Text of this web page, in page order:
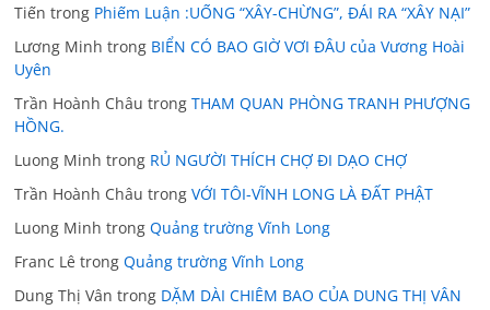
Tiến trong Phiếm Luận :UỐNG “XÂY-CHỪNG”, ĐÁI RA “XÂY NẠI”
Lương Minh trong BIỂN CÓ BAO GIỜ VƠI ĐÂU của Vương Hoài
Uyên
Trần Hoành Châu trongTHAM QUAN PHÒNG TRANH PHƯỢNG
HỒNG.
Luong Minh trong RỦ NGƯỜI THÍCH CHỢ ĐI DẠO CHỢ
Trần Hoành Châu trongVỚI TÔI-VĨNH LONG LÀ ĐẤT PHẬT
Luong Minh trongQuảng trường Vĩnh Long
Franc Lê trongQuảng trường Vĩnh Long
Dung Thị Vân trong DẶM DÀI CHIÊM BAO CỦA DUNG THỊ VÂN